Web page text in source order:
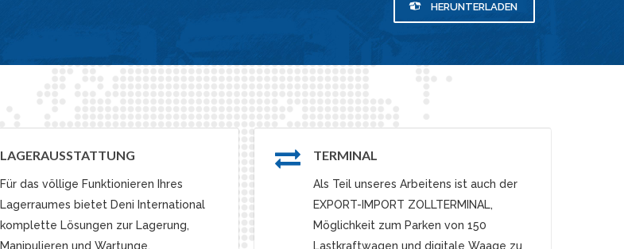
HERUNTERLADEN
LAGERAUSSTATTUNG
Für das völlige Funktionieren Ihres
Lagerraumes bietet Deni International
komplette Lösungen zur Lagerung,
Manipulieren und Wartungе.
TERMINAL
Als Teil unseres Arbeitens ist auch der
EXPORT-IMPORT ZOLLTERMINAL,
Möglichkeit zum Parken von 150
Lastkraftwagen und digitale Waage zu